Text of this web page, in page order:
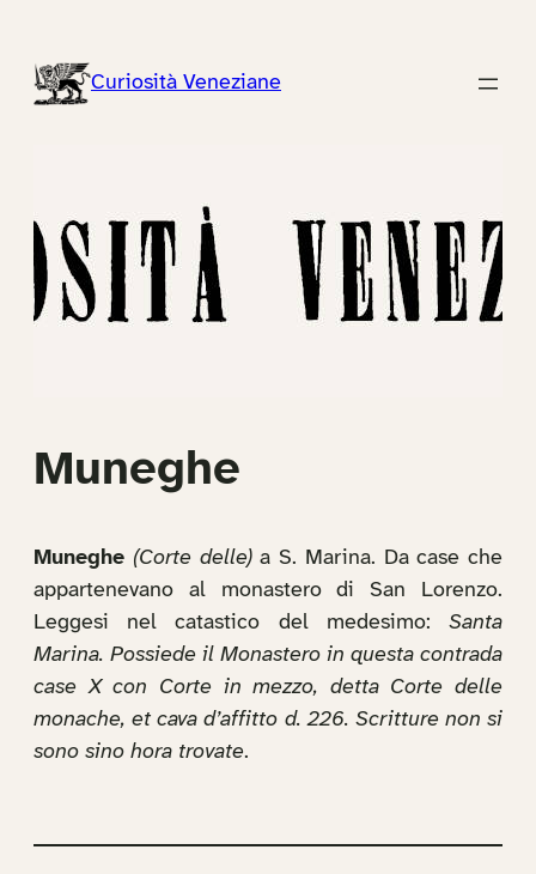
contenutoCuriosità Veneziane
Muneghe
Muneghe (Corte delle)a S. Marina. Da case che
appartenevano al monastero di San Lorenzo.
Leggesi nel catastico del medesimo: Santa
Marina. Possiede il Monastero in questa contrada
case X con Corte in mezzo, detta Corte delle
monache, et cava d’affitto d. 226. Scritture non si
sono sino hora trovate.